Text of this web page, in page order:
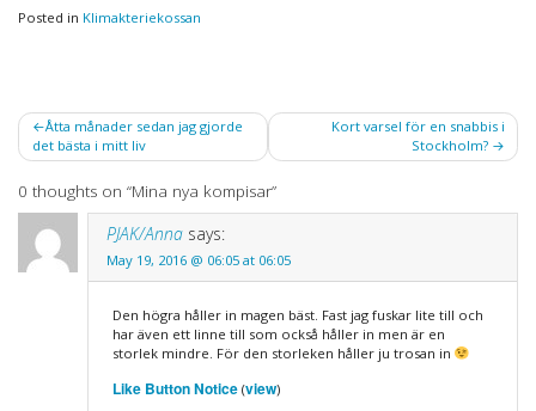
Posted in Klimakteriekossan
Post
navigation
Åtta månader sedan jag gjorde
det bästa i mitt liv
Kort varsel för en snabbis i
Stockholm?
0 thoughts on “Mina nya kompisar”
PJAK/Anna says:
May 19, 2016 @ 06:05 at 06:05
Den högra håller in magen bäst. Fast jag fuskar lite till och
har även ett linne till som också håller in men är en
storlek mindre. För den storleken håller ju trosan in
Like Button Notice(view)